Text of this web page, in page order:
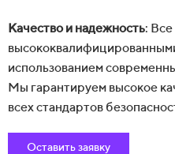
Качество и надежность:
использованием
Мы гарантируем высокое
всех стандартов
Оставить заявку